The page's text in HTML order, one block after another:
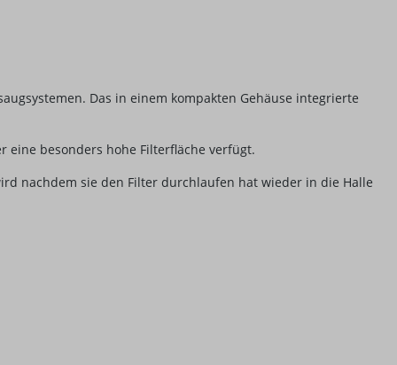
Das in einem kompakten Gehäuse integrierte
eine besonders hohe Filterfläche verfügt.
nachdem sie den Filter durchlaufen hat wieder in die Halle